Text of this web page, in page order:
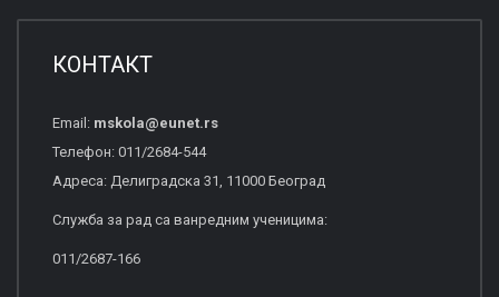
КОНТАКТ
Email: mskola@eunet.rs
Телефон: 011/2684-544
Адреса: Делиградска 31, 11000 Београд
Служба за рад са ванредним ученицима:
011/2687-166